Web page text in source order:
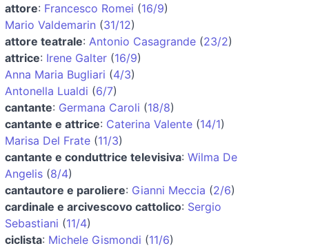
attore: Francesco Romei (16/9)
Mario Valdemarin (31/12)
attore teatrale: Antonio Casagrande (23/2)
attrice: Irene Galter (16/9)
Anna Maria Bugliari (4/3)
Antonella Lualdi (6/7)
cantante: Germana Caroli (18/8)
cantante e attrice: Caterina Valente (14/1)
Marisa Del Frate (11/3)
cantante e conduttrice televisiva: Wilma De
Angelis (8/4)
cantautore e paroliere: Gianni Meccia (2/6)
cardinale e arcivescovo cattolico: Sergio
Sebastiani (11/4)
ciclista: Michele Gismondi (11/6)